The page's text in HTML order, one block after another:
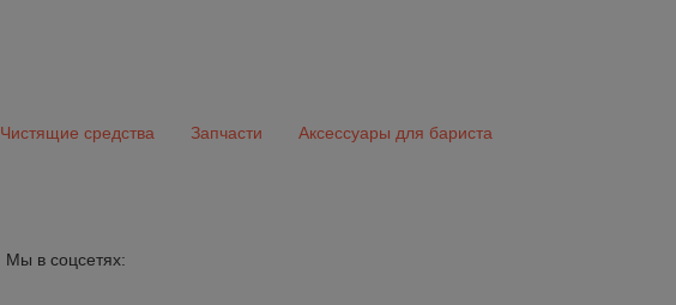
Чистящие средства Запчасти Аксессуары для бариста
Мы в соцсетях: